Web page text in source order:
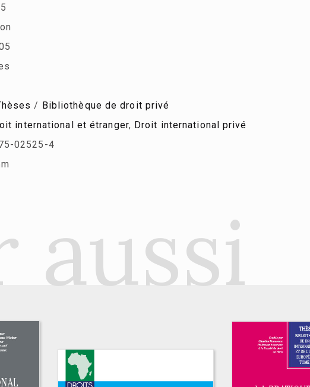
/ Bibliothèque de droit privé
international et étranger, Droit international privé
02525-4
aussi